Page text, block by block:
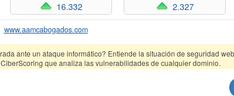
16.332
2.327
www.aamcabogados.com
ante un ataque informático? Entiende la situación de seguridad
que analiza las vulnerabilidades de cualquier dominio.